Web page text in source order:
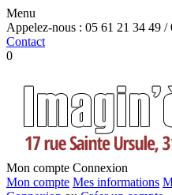
Menu
Appelez-nous : 05 61 21 34 49 /
Contact
0
Mon compte Connexion
Mon compte Mes informations